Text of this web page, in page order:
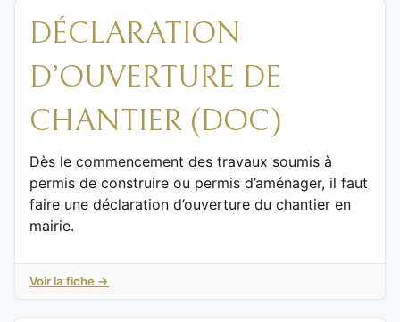
DÉCLARATION
D’OUVERTURE DE
CHANTIER (DOC)
Dès le commencement des travaux soumis à
permis de construire ou permis d’aménager, il faut
faire une déclaration d’ouverture du chantier en
mairie.
Voir la fiche →